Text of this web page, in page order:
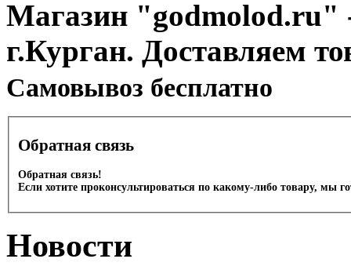
Магазин "godmolod.ru"
г.Курган. Доставляем
Cамовывоз бесплатно
Обратная связь
Обратная связь!
Если хотите проконсультироваться по какому-либо товару, мы
Новости